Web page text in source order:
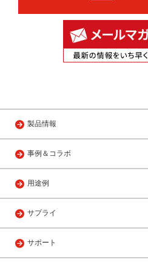
製品情報
事例＆コラボ
用途例
サプライ
サポート